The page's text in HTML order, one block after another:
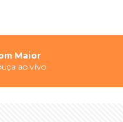
Maior
ao vivo